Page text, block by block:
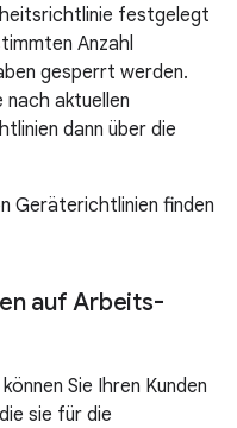
festgelegt
Anzahl
gesperrt werden.
aktuellen
dann über die
Geräterichtlinien finden
auf Arbeits-
Sie Ihren Kunden
sie für die